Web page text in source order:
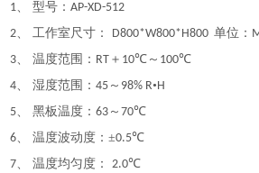
1、 型号：AP-XD-512
2、 工作室尺寸： D800*W800*H800单位：
3、 温度范围： RT ＋ 10℃～ 100℃
4、 湿度范围：45 ～ 98% R•H
5、 黑板温度：63 ～70℃
6、 温度波动度：±0.5℃
7、 温度均匀度：2.0℃